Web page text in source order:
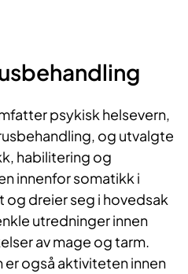
psykisk helsevern,
og utvalgte
habilitering og
innenfor somatikk i
dreier seg i hovedsak
utredninger innen
av mage og tarm.
er også aktiviteten innen